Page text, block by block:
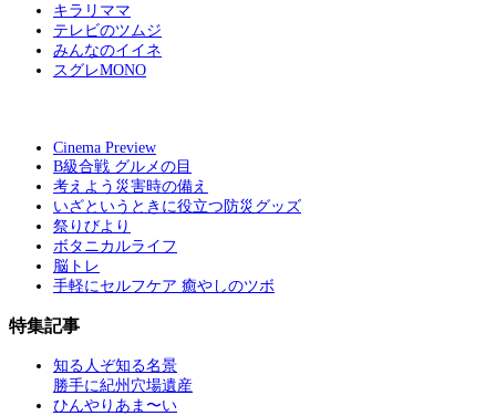
キラリママ
テレビのツムジ
みんなのイイネ
スグレMONO
Cinema Preview
B級合戦 グルメの目
考えよう災害時の備え
いざというときに役立つ防災グッズ
祭りびより
ボタニカルライフ
脳トレ
手軽にセルフケア 癒やしのツボ
特集記事
知る人ぞ知る名景
勝手に紀州穴場遺産
ひんやりあま〜い